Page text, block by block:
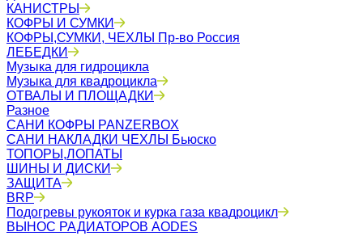
КАНИСТРЫ
КОФРЫ И СУМКИ
КОФРЫ,СУМКИ, ЧЕХЛЫ Пр-во Россия
ЛЕБЕДКИ
Музыка для гидроцикла
Музыка для квадроцикла
ОТВАЛЫ И ПЛОЩАДКИ
Разное
САНИ КОФРЫ PANZERBOX
САНИ НАКЛАДКИ ЧЕХЛЫ Бьюско
ТОПОРЫ,ЛОПАТЫ
ШИНЫ И ДИСКИ
ЗАЩИТА
BRP
Подогревы рукояток и курка газа квадроцикл
ВЫНОС РАДИАТОРОВ AODES